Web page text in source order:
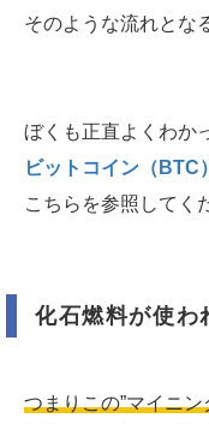
そのような流れとな
ぼくも正直よくわか
ビットコイン（BTC
こちらを参照してく
化石燃料が使わ
つまりこの”マイニン